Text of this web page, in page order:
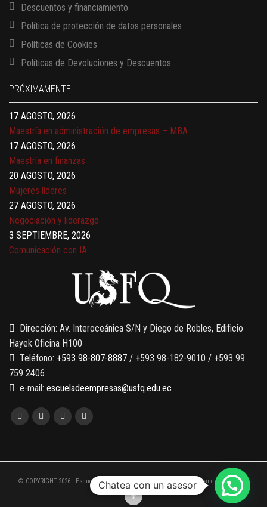
Descuentos y financiamiento
Política de protección de datos personales
Políticas de Cookies
Políticas de Devoluciones y Descuentos
PRÓXIMAMENTE
13 AGOSTO, 2026
17 AGOSTO, 2026
Gerencia de empresas familiares
17 AGOSTO, 2026
Maestría en administración de empresas – MBA
17 AGOSTO, 2026
Maestría en finanzas
20 AGOSTO, 2026
Mujeres líderes
27 AGOSTO, 2026
Negociación y liderazgo
3 SEPTIEMBRE, 2026
Comunicación con IA
Gobernanza de datos
13 AGOSTO, 2026
Finanzas para no financieros
Dirección: Av. Interoceánica S/N y Diego de Robles, Edificio
Hayek Oficina H100
Teléfono: +593 98-807-8887 / +593 98-182-9010 / +593 99
759 2406
e-mail: escueladeempresas@usfq.edu.ec
© COPYRIGHT 2026 - Escuela de Empresas de la Universidad San Francisco de Quito
Chatea con un asesor